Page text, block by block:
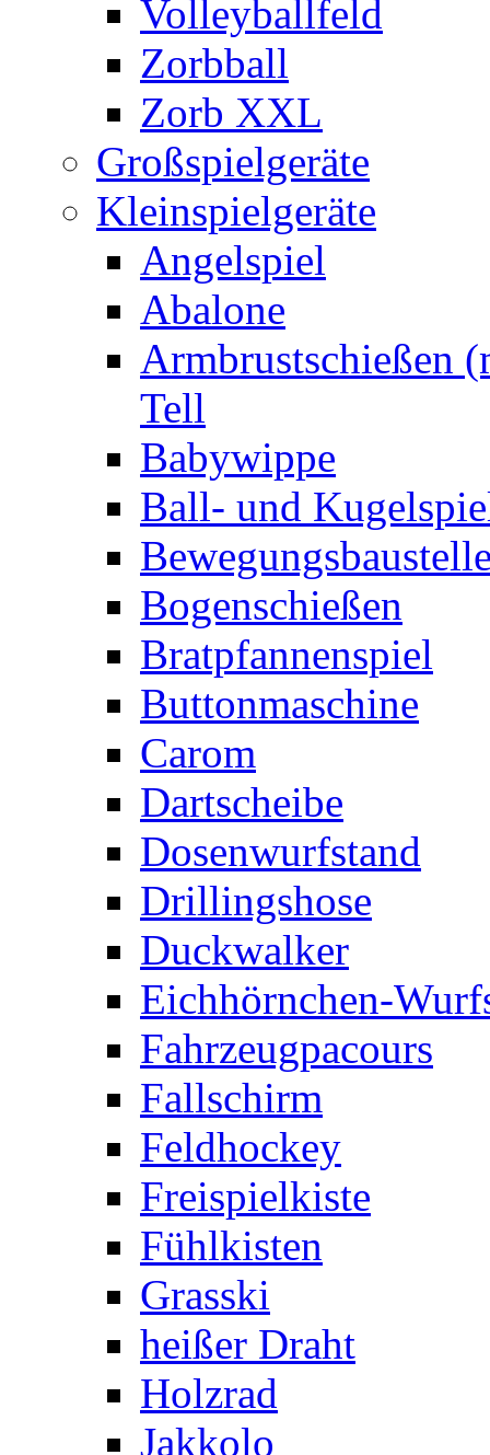
Volleyballfeld
Zorbball
Zorb XXL
Großspielgeräte
Kleinspielgeräte
Angelspiel
Abalone
Armbrustschießen
Tell
Babywippe
Ball- und
Bogenschießen
Bratpfannenspiel
Buttonmaschine
Carom
Dartscheibe
Dosenwurfstand
Drillingshose
Duckwalker
Eichhörnchen-
Fahrzeugpacours
Fallschirm
Feldhockey
Freispielkiste
Fühlkisten
Grasski
heißer Draht
Holzrad
Jakkolo